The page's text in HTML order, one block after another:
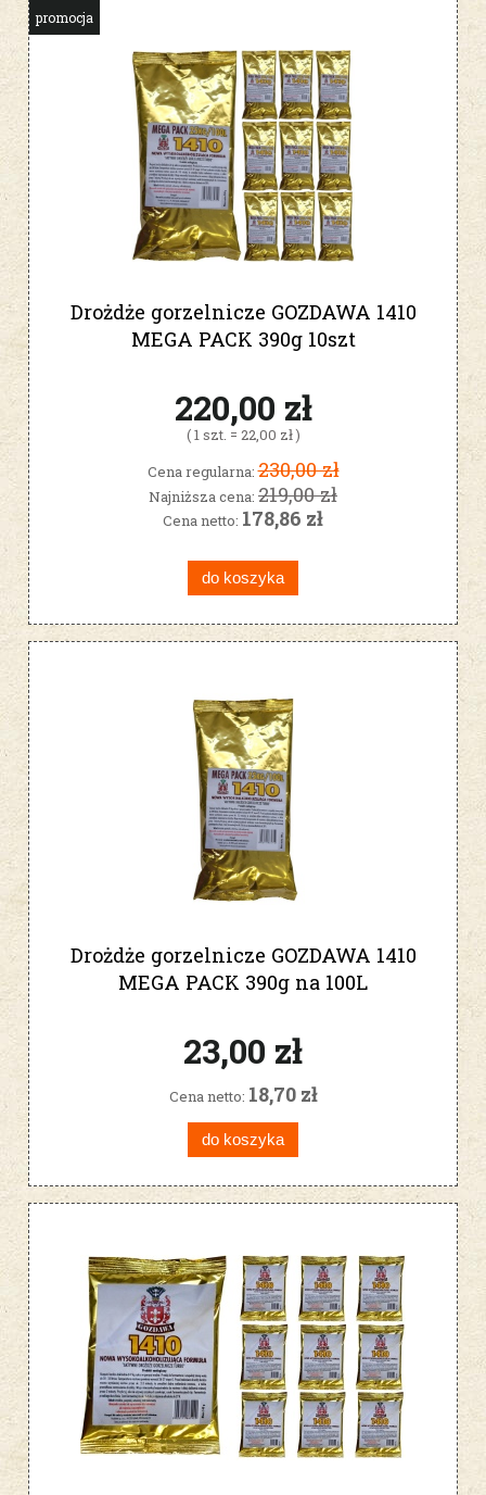
Drożdże gorzelnicze GOZDAWA 1410
MEGA PACK 390g 10szt
220,00 zł
( 1 szt. = 22,00 zł )
Cena regularna:230,00 zł
Najniższa cena: 219,00 zł
Cena netto: 178,86 zł
do koszyka
promocja
Drożdże gorzelnicze GOZDAWA 1410
MEGA PACK 390g na 100L
23,00 zł
Cena netto: 18,70 zł
do koszyka